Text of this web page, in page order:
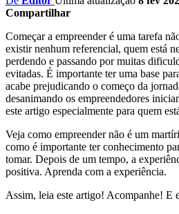
Compartilhar
Começar a empreender é uma tarefa
existir nenhum referencial, quem está
perdendo e passando por muitas
evitadas. É importante ter uma base
acabe prejudicando o começo da
desanimando os empreendedores
este artigo especialmente para quem
Veja como empreender não é um
como é importante ter conhecimento
tomar. Depois de um tempo, a
positiva. Aprenda com a experiência.
Assim, leia este artigo! Acompanhe! E